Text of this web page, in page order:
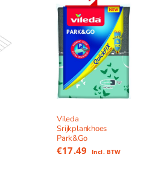
Vileda
Srijkplankhoes
Park&Go
€17.49 Incl. BTW